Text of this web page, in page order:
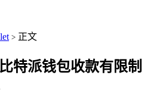
> 正文
特派钱包收款有限制